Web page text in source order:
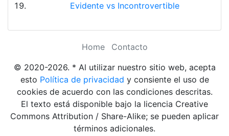
Evidente vs Incontrovertible
Home
Contacto
© 2020-2026. * Al utilizar nuestro sitio web, acepta
esto Política de privacidad y consiente el uso de
cookies de acuerdo con las condiciones descritas.
El texto está disponible bajo la licencia Creative
Commons Attribution / Share-Alike; se pueden aplicar
términos adicionales.